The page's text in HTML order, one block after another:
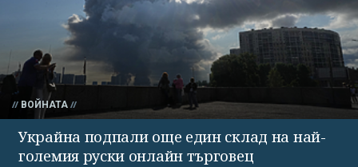
ВОЙНАТА
Украйна подпали още един склад на най-
големия руски онлайн търговец